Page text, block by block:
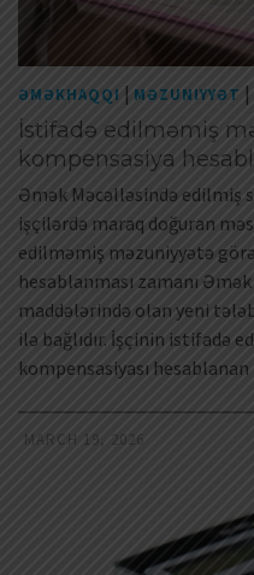
ƏMƏKHAQQI | MƏZUNIYYƏT |
İstifadə edilməmiş
kompensasiya
Əmək Məcəlləsində edilmiş
işçilərdə maraq doğuran
edilməmiş məzuniyyətə
hesablanması zamanı
maddələrində olan yeni
ilə bağlıdır. İşçinin istifadə
kompensasiyası
MARCH 19, 2026